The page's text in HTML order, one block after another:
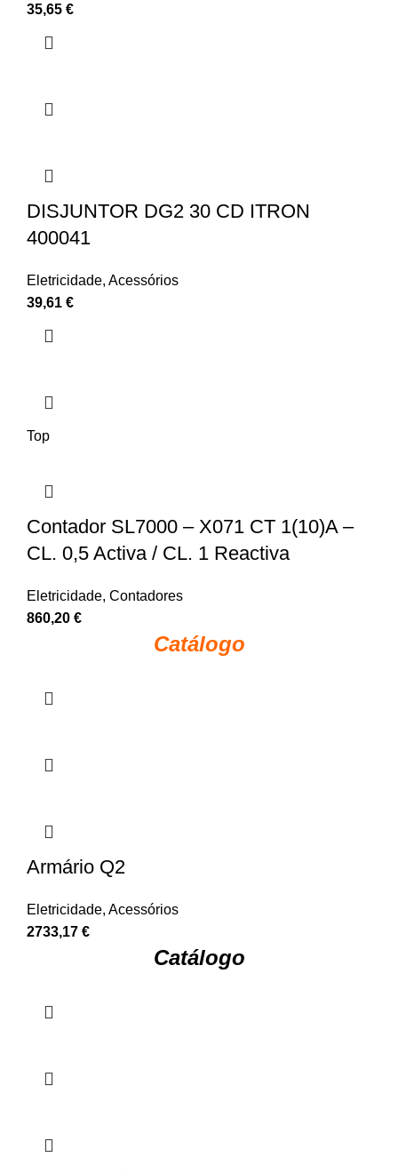
35,65 €
DISJUNTOR DG2 30 CD ITRON
400041
Eletricidade, Acessórios
39,61 €
Top
Contador SL7000 – X071 CT 1(10)A –
CL. 0,5 Activa / CL. 1 Reactiva
Eletricidade, Contadores
860,20 €
Catálogo
Armário Q2
Eletricidade, Acessórios
2733,17 €
Catálogo